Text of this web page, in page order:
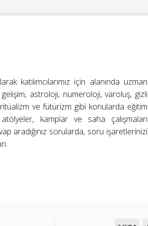
katılımcılarımız için alanında uzman
astroloji, numeroloji, varoluş, gizli
ve fütürizm gibi konularda eğitim
kamplar ve saha çalışmaları
aradığınız sorularda, soru işaretlerinizi